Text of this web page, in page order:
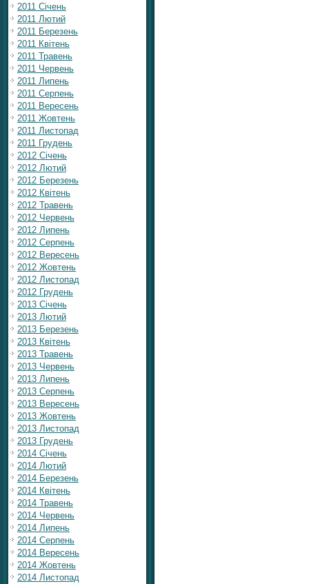
2011 Січень
2011 Лютий
2011 Березень
2011 Квітень
2011 Травень
2011 Червень
2011 Липень
2011 Серпень
2011 Вересень
2011 Жовтень
2011 Листопад
2011 Грудень
2012 Січень
2012 Лютий
2012 Березень
2012 Квітень
2012 Травень
2012 Червень
2012 Липень
2012 Серпень
2012 Вересень
2012 Жовтень
2012 Листопад
2012 Грудень
2013 Січень
2013 Лютий
2013 Березень
2013 Квітень
2013 Травень
2013 Червень
2013 Липень
2013 Серпень
2013 Вересень
2013 Жовтень
2013 Листопад
2013 Грудень
2014 Січень
2014 Лютий
2014 Березень
2014 Квітень
2014 Травень
2014 Червень
2014 Липень
2014 Серпень
2014 Вересень
2014 Жовтень
2014 Листопад